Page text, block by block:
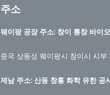
주소
웨이팡 공장 주소: 창이 롱창 바이
중국 상동성 웨이팡시 창이시 시부
제남 주소: 산동 창홍 화학 유한 공